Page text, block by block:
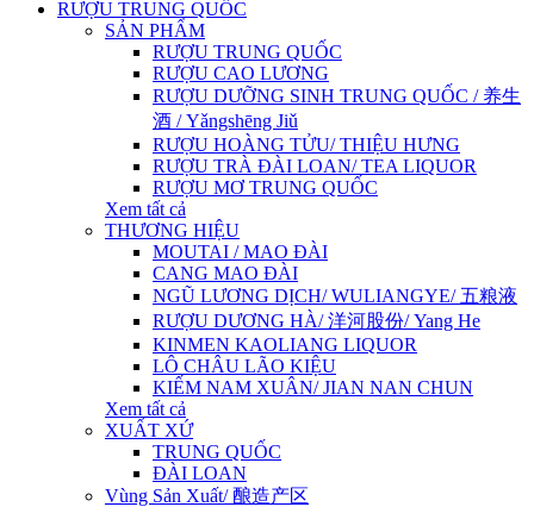
RƯỢU TRUNG QUỐC
SẢN PHẨM
RƯỢU TRUNG QUỐC
RƯỢU CAO LƯƠNG
RƯỢU DƯỠNG SINH TRUNG QUỐC / 养生
酒 / Yǎngshēng Jiǔ
RƯỢU HOÀNG TỬU/ THIỆU HƯNG
RƯỢU TRÀ ĐÀI LOAN/ TEA LIQUOR
RƯỢU MƠ TRUNG QUỐC
Xem tất cả
THƯƠNG HIỆU
MOUTAI / MAO ĐÀI
CANG MAO ĐÀI
NGŨ LƯƠNG DỊCH/ WULIANGYE/ 五粮液
RƯỢU DƯƠNG HÀ/ 洋河股份/ Yang He
KINMEN KAOLIANG LIQUOR
LÔ CHÂU LÃO KIỆU
KIẾM NAM XUÂN/ JIAN NAN CHUN
Xem tất cả
XUẤT XỨ
TRUNG QUỐC
ĐÀI LOAN
Vùng Sản Xuất/ 酿造产区